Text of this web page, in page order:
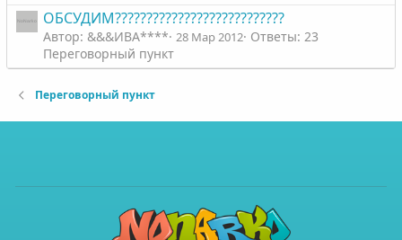
ОБСУДИМ???????????????????????????
Автор: &&&ИВА**** 28 Мар 2012 Ответы: 23
Переговорный пункт
Переговорный пункт